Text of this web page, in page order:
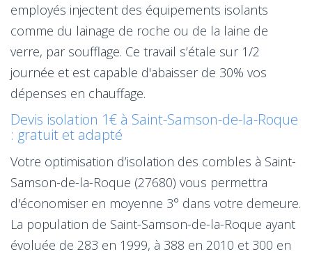
employés injectent des équipements isolants
comme du lainage de roche ou de la laine de
verre, par soufflage. Ce travail s’étale sur 1/2
journée et est capable d'abaisser de 30% vos
dépenses en chauffage.
Devis isolation 1€ à Saint-Samson-de-la-Roque
: gratuit et adapté
Votre optimisation d’isolation des combles à Saint-
Samson-de-la-Roque (27680) vous permettra
d'économiser en moyenne 3° dans votre demeure.
La population de Saint-Samson-de-la-Roque ayant
évoluée de 283 en 1999, à 388 en 2010 et 300 en